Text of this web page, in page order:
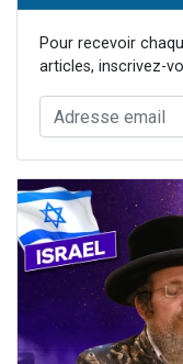
Pour recevoir
articles, inscrivez-